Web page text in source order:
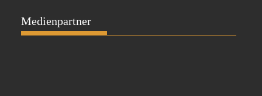
Medienpartner